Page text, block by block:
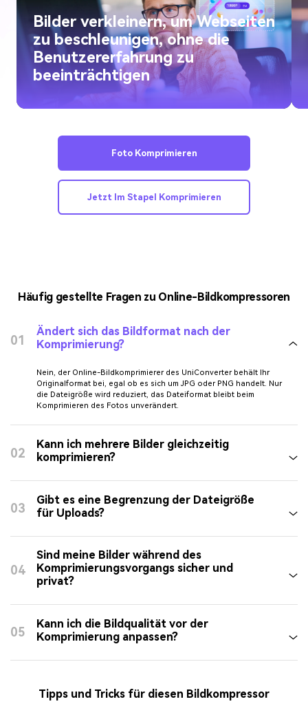
Bilder verkleinern, um Webseiten
zu beschleunigen, ohne die
Benutzererfahrung zu
beeinträchtigen
Foto Komprimieren
Jetzt Im Stapel Komprimieren
Häufig gestellte Fragen zu Online-Bildkompressoren
01
Ändert sich das Bildformat nach der
Komprimierung?
Nein, der Online-Bildkomprimierer des UniConverter behält Ihr
Originalformat bei, egal ob es sich um JPG oder PNG handelt. Nur
die Dateigröße wird reduziert, das Dateiformat bleibt beim
Komprimieren des Fotos unverändert.
02
Kann ich mehrere Bilder gleichzeitig
komprimieren?
03
Gibt es eine Begrenzung der Dateigröße
für Uploads?
04
Sind meine Bilder während des
Komprimierungsvorgangs sicher und
privat?
05
Kann ich die Bildqualität vor der
Komprimierung anpassen?
Tipps und Tricks für diesen Bildkompressor